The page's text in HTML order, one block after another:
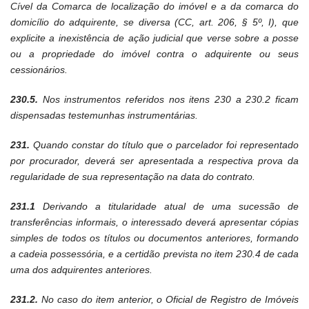
Cível da Comarca de localização do imóvel e a da comarca do
domicílio do adquirente, se diversa (CC, art. 206, § 5º, I), que
explicite a inexistência de ação judicial que verse sobre a posse
ou a propriedade do imóvel contra o adquirente ou seus
cessionários.
230.5. Nos instrumentos referidos nos itens 230 a 230.2 ficam
dispensadas testemunhas instrumentárias.
231. Quando constar do título que o parcelador foi representado
por procurador, deverá ser apresentada a respectiva prova da
regularidade de sua representação na data do contrato.
231.1 Derivando a titularidade atual de uma sucessão de
transferências informais, o interessado deverá apresentar cópias
simples de todos os títulos ou documentos anteriores, formando
a cadeia possessória, e a certidão prevista no item 230.4 de cada
uma dos adquirentes anteriores.
231.2. No caso do item anterior, o Oficial de Registro de Imóveis